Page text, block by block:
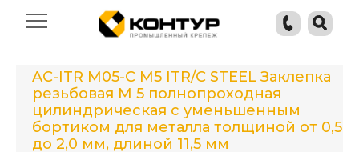
AC-ITR M05-C M5 ITR/C STEEL Заклепка
резьбовая М 5 полнопроходная
цилиндрическая с уменьшенным
бортиком для металла толщиной от 0,5
до 2,0 мм, длиной 11,5 мм